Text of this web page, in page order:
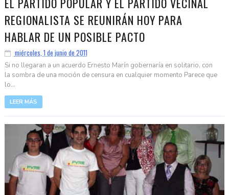
REGIONALISTA SE REUNIRÁN HOY PARA
HABLAR DE UN POSIBLE PACTO
miércoles, 1 de junio de 2011
Si no llegaran a un acuerdo Ernesto Marín gobernaría en solitario, con
la sombra de una moción de censura en cualquier momento Parece que
lo...
LEER MÁS